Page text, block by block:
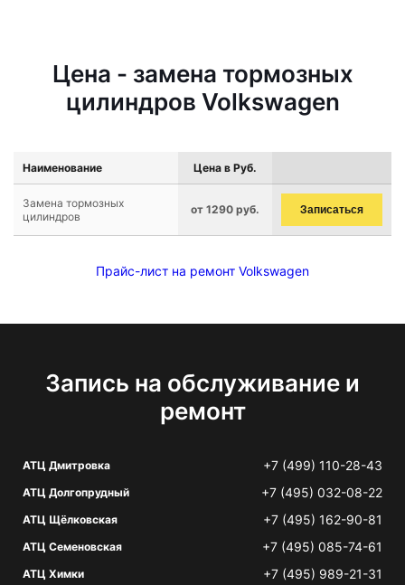
Цена - замена тормозных
цилиндров Volkswagen
Наименование Цена в Руб.
Замена тормозных
цилиндров
от 1290 руб. Записаться
Прайс-лист на ремонт Volkswagen
Запись на обслуживание и
ремонт
АТЦ Дмитровка +7 (499) 110-28-43
АТЦ Долгопрудный +7 (495) 032-08-22
АТЦ Щёлковская +7 (495) 162-90-81
АТЦ Семеновская +7 (495) 085-74-61
АТЦ Химки +7 (495) 989-21-31